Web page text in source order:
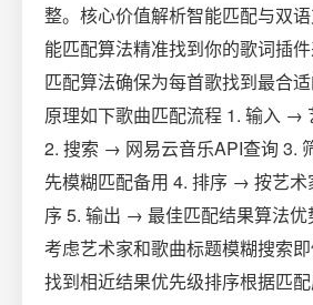
整。核心价值解析智能匹配与双
能匹配算法精准找到你的歌词插
匹配算法确保为每首歌找到最合
原理如下歌曲匹配流程 1. 输入 →
2. 搜索 → 网易云音乐API查询 3.
先模糊匹配备用 4. 排序 → 按艺
序 5. 输出 → 最佳匹配结果算法
考虑艺术家和歌曲标题模糊搜索
找到相近结果优先级排序根据匹